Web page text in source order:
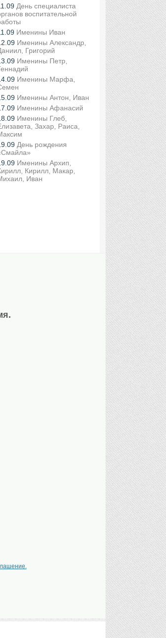
День специалиста
воспитательной
Именины Иван
Именины Александр,
Григорий
Именины Петр,
Именины Марфа,
Именины Антон, Иван
Именины Афанасий
Именины Глеб,
Захар, Раиса,
День рождения
Именины Архип,
Кирилл, Макар,
Иван